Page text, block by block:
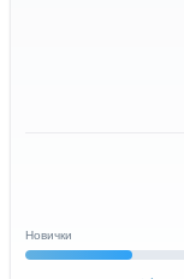
Новички